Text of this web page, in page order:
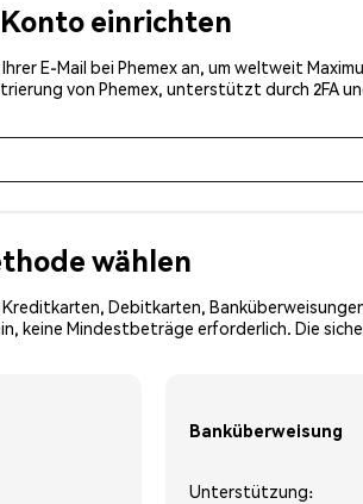
einrichten
E-Mail bei Phemex an, um weltweit
von Phemex, unterstützt durch 2FA
wählen
Kreditkarten, Debitkarten,
keine Mindestbeträge erforderlich. Die
Banküberweisung
Unterstützung: